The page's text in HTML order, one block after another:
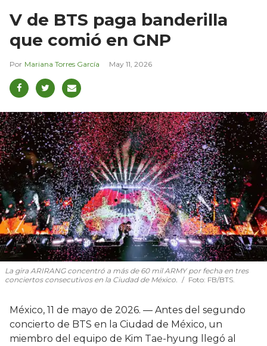
V de BTS paga banderilla
que comió en GNP
Mariana Torres García May 11, 2026
La gira ARIRANG concentró a más de 60 mil ARMY por fecha en tres
conciertos consecutivos en la Ciudad de México.
Foto: FB/BTS.
México, 11 de mayo de 2026. — Antes del segundo
concierto de BTS en la Ciudad de México, un
miembro del equipo de Kim Tae-hyung llegó al